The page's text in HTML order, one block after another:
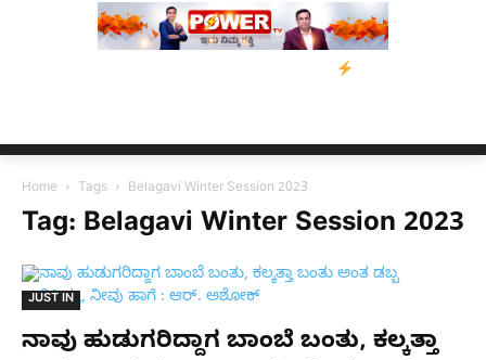
ನ್ಯೂಸ್ ಕಾರ್ಪ್‌ಗೆ
Home Tags Belagavi Winter Session 2023
Tag: Belagavi Winter Session 2023
JUST IN
ನಾವು ಹುಡುಗರಿದ್ದಾಗ ಬಾಂಬೆ ಬಂತು, ಕಲ್ಕತ್ತಾ